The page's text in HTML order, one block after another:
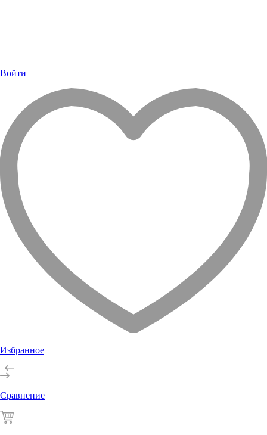
Войти
Избранное
Сравнение